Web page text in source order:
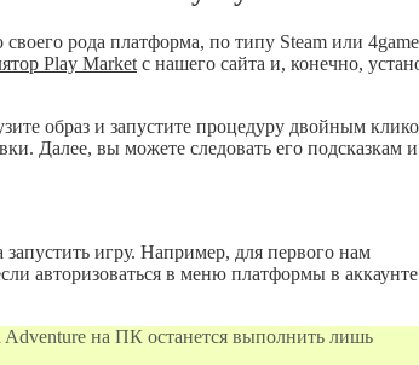
рода платформа, по типу Steam или
Play Market с нашего сайта и, конечно,
образ и запустите процедуру двойным
Далее, вы можете следовать его подсказкам и
игру. Например, для первого нам
авторизоваться в меню платформы в аккаунте
Adventure на ПК останется выполнить лишь